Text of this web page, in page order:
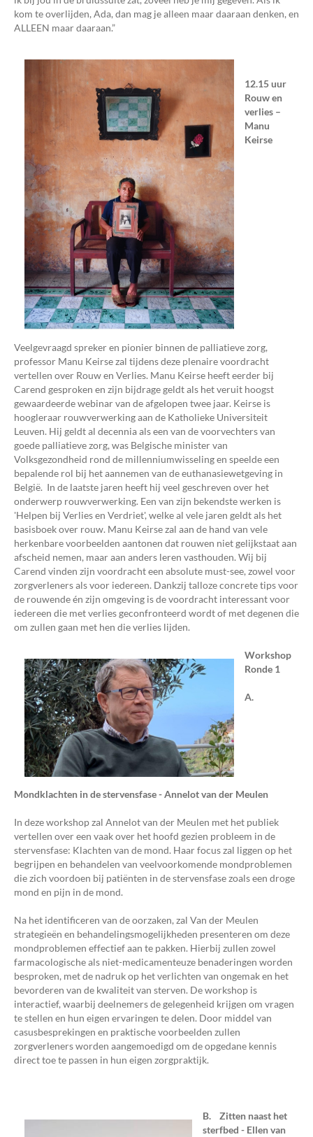
kom te overlijden, Ada, dan mag je alleen maar daaraan denken, en
ALLEEN maar daaraan.”
12.15 uur
Rouw en
verlies –
Manu
Keirse
Veelgevraagd spreker en pionier binnen de palliatieve zorg,
professor Manu Keirse zal tijdens deze plenaire voordracht
vertellen over Rouw en Verlies. Manu Keirse heeft eerder bij
Carend gesproken en zijn bijdrage geldt als het veruit hoogst
gewaardeerde webinar van de afgelopen twee jaar. Keirse is
hoogleraar rouwverwerking aan de Katholieke Universiteit
Leuven. Hij geldt al decennia als een van de voorvechters van
goede palliatieve zorg, was Belgische minister van
Volksgezondheid rond de millenniumwisseling en speelde een
bepalende rol bij het aannemen van de euthanasiewetgeving in
België. In de laatste jaren heeft hij veel geschreven over het
onderwerp rouwverwerking. Een van zijn bekendste werken is
'Helpen bij Verlies en Verdriet', welke al vele jaren geldt als het
basisboek over rouw. Manu Keirse zal aan de hand van vele
herkenbare voorbeelden aantonen dat rouwen niet gelijkstaat aan
afscheid nemen, maar aan anders leren vasthouden. Wij bij
Carend vinden zijn voordracht een absolute must-see, zowel voor
zorgverleners als voor iedereen. Dankzij talloze concrete tips voor
de rouwende én zijn omgeving is de voordracht interessant voor
iedereen die met verlies geconfronteerd wordt of met degenen die
om zullen gaan met hen die verlies lijden.
Workshop
Ronde 1
A.
Mondklachten in de stervensfase - Annelot van der Meulen
In deze workshop zal Annelot van der Meulen met het publiek
vertellen over een vaak over het hoofd gezien probleem in de
stervensfase: Klachten van de mond. Haar focus zal liggen op het
begrijpen en behandelen van veelvoorkomende mondproblemen
die zich voordoen bij patiënten in de stervensfase zoals een droge
mond en pijn in de mond.
Na het identificeren van de oorzaken, zal Van der Meulen
strategieën en behandelingsmogelijkheden presenteren om deze
mondproblemen effectief aan te pakken. Hierbij zullen zowel
farmacologische als niet-medicamenteuze benaderingen worden
besproken, met de nadruk op het verlichten van ongemak en het
bevorderen van de kwaliteit van sterven. De workshop is
interactief, waarbij deelnemers de gelegenheid krijgen om vragen
te stellen en hun eigen ervaringen te delen. Door middel van
casusbesprekingen en praktische voorbeelden zullen
zorgverleners worden aangemoedigd om de opgedane kennis
direct toe te passen in hun eigen zorgpraktijk.
B. Zitten naast het
sterfbed - Ellen van